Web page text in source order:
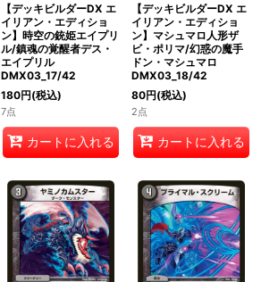
【デッキビルダーDX エ
イリアン・エディショ
ン】時空の銃姫エイプリ
ル/鎮魂の覚醒者デス・
エイプリル
DMX03_17/42
180円(税込)
7点
カートに入れる
【デッキビルダーDX エ
イリアン・エディショ
ン】マシュマロ人形ザ
ビ・ポリマ/幻惑の魔手
ドン・マシュマロ
DMX03_18/42
80円(税込)
2点
カートに入れる